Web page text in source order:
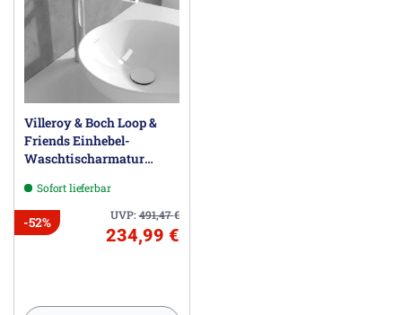
Villeroy & Boch Loop &
Friends Einhebel-
Waschtischarmatur
Sofort lieferbar
UVP:491,47€
-52%
234,99 €